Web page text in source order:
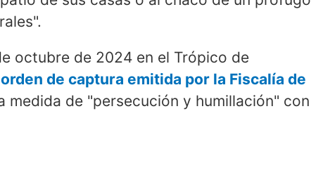
octubre de 2024 en el Trópico de
orden de captura emitida por la Fiscalía de
medida de "persecución y humillación" con